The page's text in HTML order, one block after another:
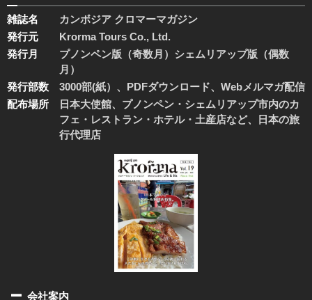
雑誌名
カンボジア クロマーマガジン
発行元
Krorma Tours Co., Ltd.
発行月
プノンペン版（奇数月）シェムリアップ版（偶数
月）
発行部数
3000部(紙）、PDFダウンロード、Webメルマガ配信
配布場所
日本大使館、プノンペン・シェムリアップ市内のカ
フェ・レストラン・ホテル・土産店など、日本の旅
行代理店
会社案内